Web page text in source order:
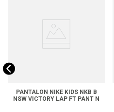
PANTALON NIKE KIDS NKB B
NSW VICTORY LAP FT PANT N